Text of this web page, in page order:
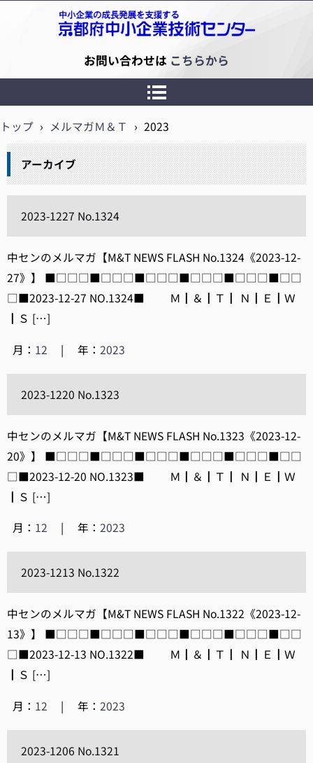
京都府中小企業技術センター
お問い合わせは こちらから
トップ › メルマガＭ＆Ｔ › 2023
アーカイブ
2023-1227 No.1324
中センのメルマガ【M&T NEWS FLASH No.1324《2023-12-
27》】 ■□□□■□□□■□□□■□□□■□□□■□□
□■2023-12-27 NO.1324■ Ｍ┃＆┃Ｔ┃ Ｎ┃Ｅ┃Ｗ
┃Ｓ […]
月： 12 | 年：2023
2023-1220 No.1323
中センのメルマガ【M&T NEWS FLASH No.1323《2023-12-
20》】 ■□□□■□□□■□□□■□□□■□□□■□□
□■2023-12-20 NO.1323■ Ｍ┃＆┃Ｔ┃ Ｎ┃Ｅ┃Ｗ
┃Ｓ […]
月： 12 | 年：2023
2023-1213 No.1322
中センのメルマガ【M&T NEWS FLASH No.1322《2023-12-
13》】 ■□□□■□□□■□□□■□□□■□□□■□□
□■2023-12-13 NO.1322■ Ｍ┃＆┃Ｔ┃ Ｎ┃Ｅ┃Ｗ
┃Ｓ […]
月： 12 | 年：2023
2023-1206 No.1321